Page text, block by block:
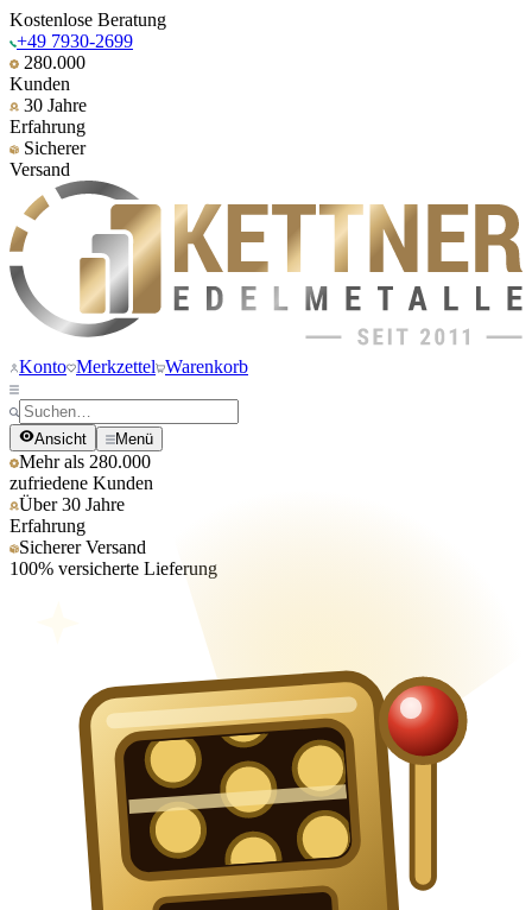
Kostenlose Beratung
+49 7930-2699
280.000
Kunden
30 Jahre
Erfahrung
Sicherer
Versand
Konto Merkzettel Warenkorb
Ansicht Menü
Mehr als 280.000
zufriedene Kunden
Über 30 Jahre
Erfahrung
Sicherer Versand
100% versicherte Lieferung